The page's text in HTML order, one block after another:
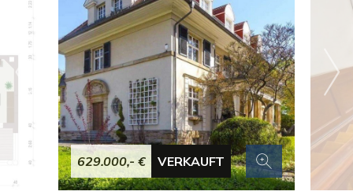
629.000,- € VERKAUFT